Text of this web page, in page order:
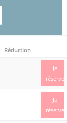
Réduction
Je
réserve
Je
réserve